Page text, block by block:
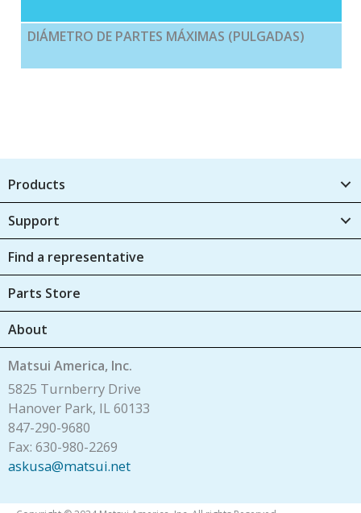
DIÁMETRO DE PARTES MÁXIMAS (PULGADAS)
Products
Support
Find a representative
Parts Store
About
Matsui America, Inc.
5825 Turnberry Drive
Hanover Park, IL 60133
847-290-9680
Fax: 630-980-2269
askusa@matsui.net